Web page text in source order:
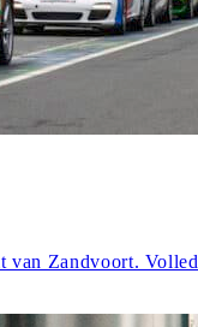
Zandvoort.